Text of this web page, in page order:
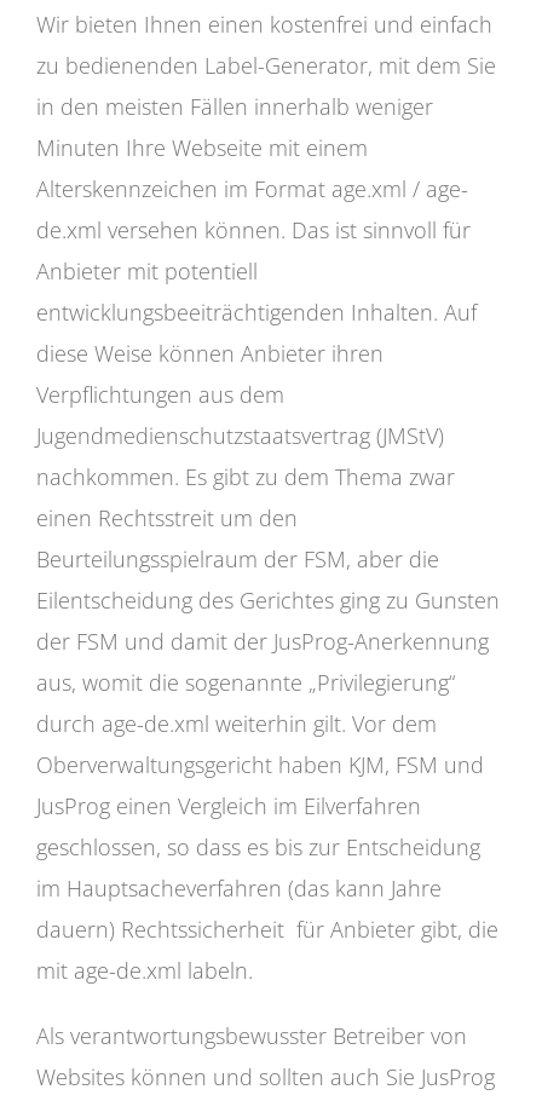
Wir bieten Ihnen einen kostenfrei und einfach
zu bedienenden Label-Generator, mit dem Sie
in den meisten Fällen innerhalb weniger
Minuten Ihre Webseite mit einem
Alterskennzeichen im Format age.xml / age-
de.xml versehen können. Das ist sinnvoll für
Anbieter mit potentiell
entwicklungsbeeiträchtigenden Inhalten. Auf
diese Weise können Anbieter ihren
Verpflichtungen aus dem
Jugendmedienschutzstaatsvertrag (JMStV)
nachkommen. Es gibt zu dem Thema zwar
einen Rechtsstreit um den
Beurteilungsspielraum der FSM, aber die
Eilentscheidung des Gerichtes ging zu Gunsten
der FSM und damit der JusProg-Anerkennung
aus, womit die sogenannte „Privilegierung“
durch age-de.xml weiterhin gilt. Vor dem
Oberverwaltungsgericht haben KJM, FSM und
JusProg einen Vergleich im Eilverfahren
geschlossen, so dass es bis zur Entscheidung
im Hauptsacheverfahren (das kann Jahre
dauern) Rechtssicherheit für Anbieter gibt, die
mit age-de.xml labeln.
Als verantwortungsbewusster Betreiber von
Websites können und sollten auch Sie JusProg